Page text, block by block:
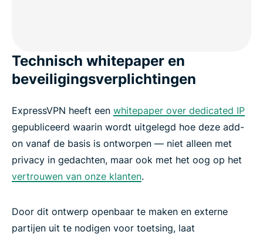
Technisch whitepaper en
beveiligingsverplichtingen
ExpressVPN heeft een whitepaper over dedicated IP
gepubliceerd waarin wordt uitgelegd hoe deze add-
on vanaf de basis is ontworpen — niet alleen met
privacy in gedachten, maar ook met het oog op het
vertrouwen van onze klanten.
Door dit ontwerp openbaar te maken en externe
partijen uit te nodigen voor toetsing, laat